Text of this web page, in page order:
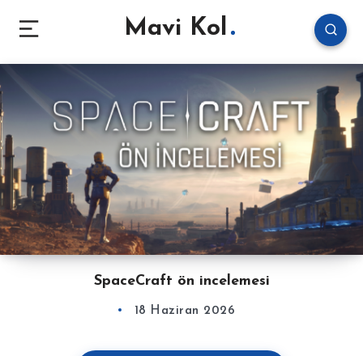
Mavi Kol
SpaceCraft ön incelemesi
18 Haziran 2026